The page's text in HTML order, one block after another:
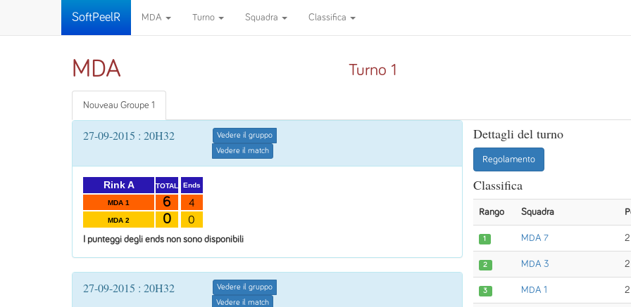
SoftPeelR MDA Turno Squadra Classifica
MDA Turno 1
Nouveau Groupe 1
27-09-2015 : 20H32
Vedere il gruppo
Vedere il match
Rink A
MDA 1
MDA 2
TOTAL
6
0
Ends
4
0
I punteggi degli ends non sono disponibili
27-09-2015 : 20H32
Vedere il gruppo
Vedere il match
Dettagli del turno
Regolamento
Classifica
Rango Squadra
1 MDA 7 2
2 MDA 3 2
3 MDA 1 2